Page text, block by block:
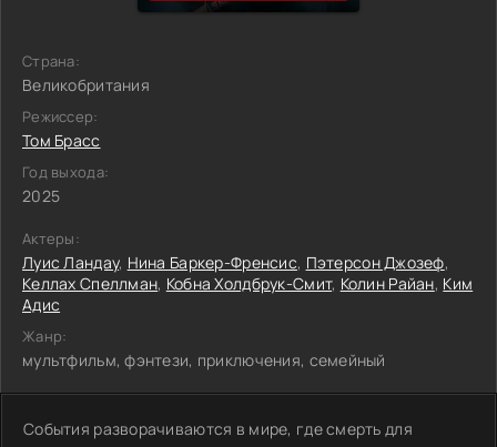
Страна:
Великобритания
Режиссер:
Том Брасс
Год выхода:
2025
Актеры:
Луис Ландау, Нина Баркер-Френсис, Пэтерсон Джозеф,
Келлах Спеллман, Кобна Холдбрук-Смит, Колин Райан, Ким
Адис
Жанр:
мультфильм, фэнтези, приключения, семейный
События разворачиваются в мире, где смерть для